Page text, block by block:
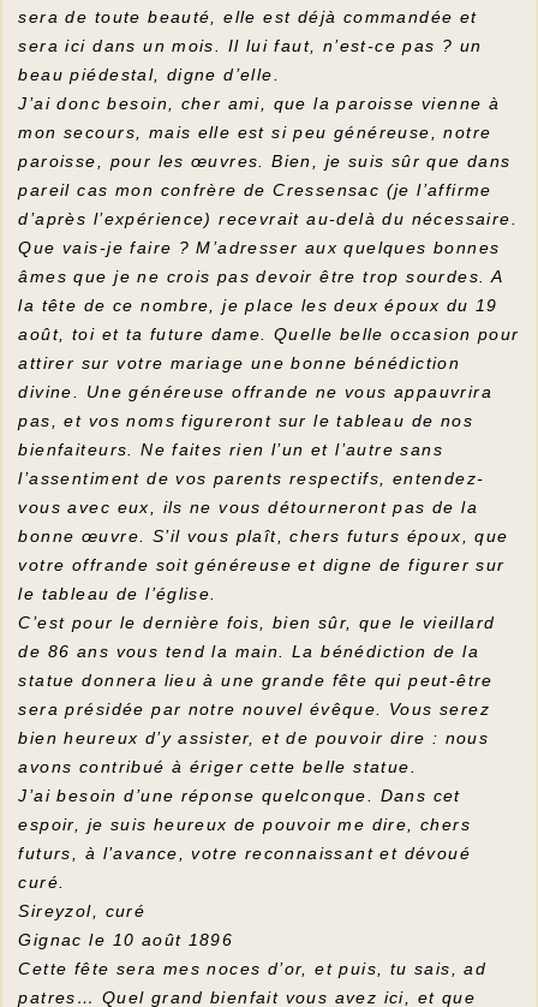
sera de toute beauté, elle est déjà commandée et
sera ici dans un mois. Il lui faut, n’est-ce pas ? un
beau piédestal, digne d’elle.
J’ai donc besoin, cher ami, que la paroisse vienne à
mon secours, mais elle est si peu généreuse, notre
paroisse, pour les œuvres. Bien, je suis sûr que dans
pareil cas mon confrère de Cressensac (je l’affirme
d’après l’expérience) recevrait au-delà du nécessaire.
Que vais-je faire ? M’adresser aux quelques bonnes
âmes que je ne crois pas devoir être trop sourdes. A
la tête de ce nombre, je place les deux époux du 19
août, toi et ta future dame. Quelle belle occasion pour
attirer sur votre mariage une bonne bénédiction
divine. Une généreuse offrande ne vous appauvrira
pas, et vos noms figureront sur le tableau de nos
bienfaiteurs. Ne faites rien l’un et l’autre sans
l’assentiment de vos parents respectifs, entendez-
vous avec eux, ils ne vous détourneront pas de la
bonne œuvre. S’il vous plaît, chers futurs époux, que
votre offrande soit généreuse et digne de figurer sur
le tableau de l’église.
C’est pour le dernière fois, bien sûr, que le vieillard
de 86 ans vous tend la main. La bénédiction de la
statue donnera lieu à une grande fête qui peut-être
sera présidée par notre nouvel évêque. Vous serez
bien heureux d’y assister, et de pouvoir dire : nous
avons contribué à ériger cette belle statue.
J’ai besoin d’une réponse quelconque. Dans cet
espoir, je suis heureux de pouvoir me dire, chers
futurs, à l’avance, votre reconnaissant et dévoué
curé.
Sireyzol, curé
Gignac le 10 août 1896
Cette fête sera mes noces d’or, et puis, tu sais, ad
patres… Quel grand bienfait vous avez ici, et que